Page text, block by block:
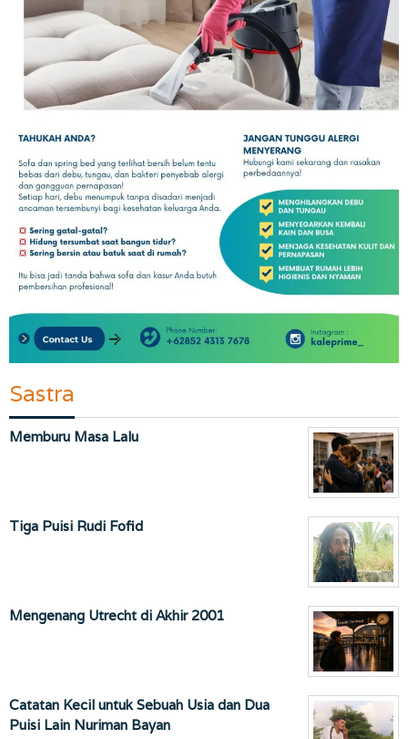
Sastra
Memburu Masa Lalu
Tiga Puisi Rudi Fofid
Mengenang Utrecht di Akhir 2001
Catatan Kecil untuk Sebuah Usia dan Dua
Puisi Lain Nuriman Bayan